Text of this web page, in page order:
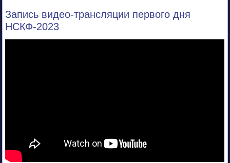
Запись видео-трансляции первого дня
НСКФ-2023